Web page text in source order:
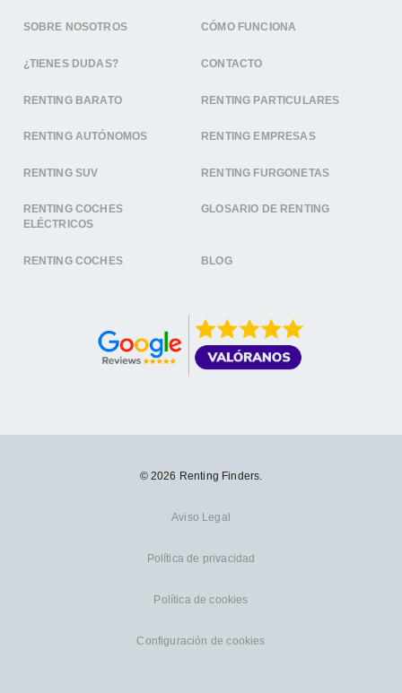
SOBRE NOSOTROS CÓMO FUNCIONA
¿TIENES DUDAS? CONTACTO
RENTING BARATO RENTING PARTICULARES
RENTING AUTÓNOMOS RENTING EMPRESAS
RENTING SUV RENTING FURGONETAS
RENTING COCHES
ELÉCTRICOS
GLOSARIO DE RENTING
RENTING COCHES BLOG
© 2026 Renting Finders.
Aviso Legal
Política de privacidad
Política de cookies
Configuración de cookies